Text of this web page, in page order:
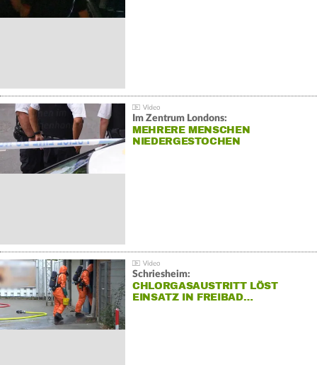
Im Zentrum Londons:
MEHRERE MENSCHEN
NIEDERGESTOCHEN
Schriesheim:
CHLORGASAUSTRITT LÖST
EINSATZ IN FREIBAD…